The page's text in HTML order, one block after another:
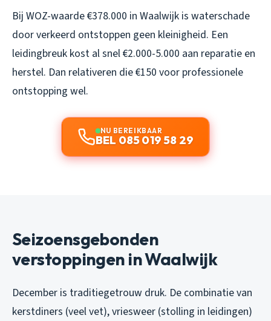
Bij WOZ-waarde €378.000 in Waalwijk is waterschade
door verkeerd ontstoppen geen kleinigheid. Een
leidingbreuk kost al snel €2.000-5.000 aan reparatie en
herstel. Dan relativeren die €150 voor professionele
ontstopping wel.
NU BEREIKBAAR
BEL 085 019 58 29
Seizoensgebonden
verstoppingen in Waalwijk
December is traditiegetrouw druk. De combinatie van
kerstdiners (veel vet), vriesweer (stolling in leidingen)